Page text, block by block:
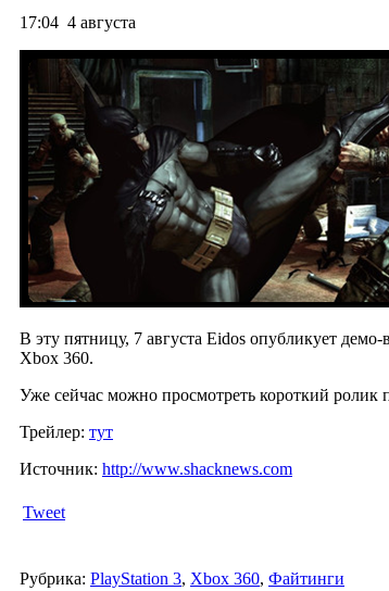
17:04 4 августа
В эту пятницу, 7 августа Eidos опубликует
Xbox 360.
Уже сейчас можно просмотреть короткий
Трейлер: тут
Источник: http://www.shacknews.com
Tweet
Рубрика: PlayStation 3, Xbox 360, Файтинги